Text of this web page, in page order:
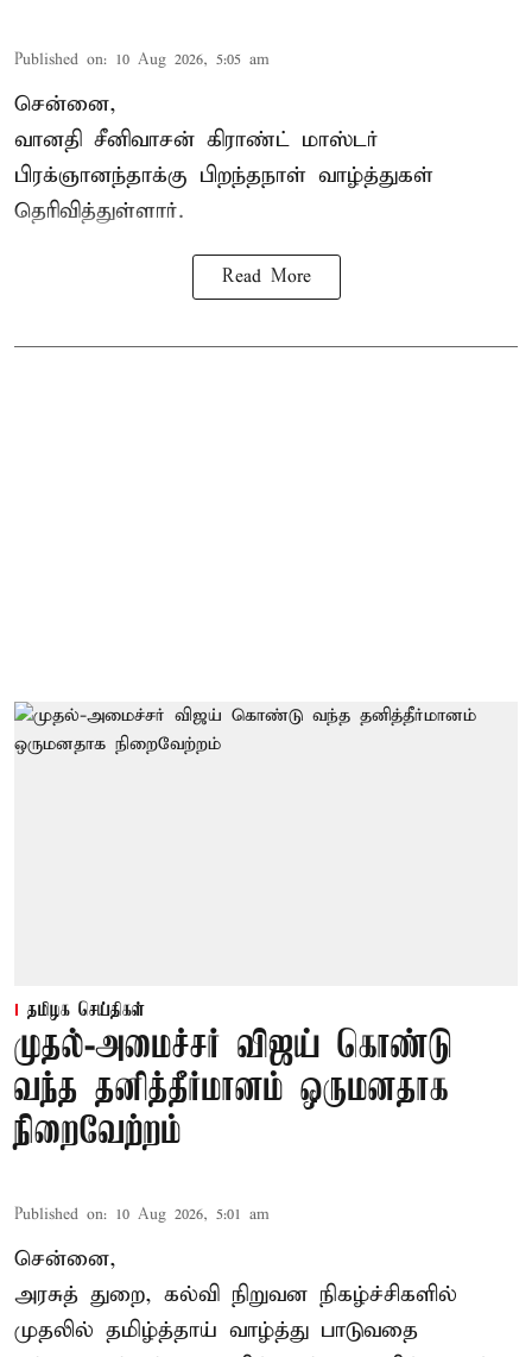
Published on: 10 Aug 2026, 5:05 am
சென்னை,
வானதி சீனிவாசன் கிராண்ட் மாஸ்டர்
பிரக்ஞானந்தாக்கு பிறந்தநாள் வாழ்த்துகள்
தெரிவித்துள்ளார்.
Read More
தமிழக செய்திகள்
முதல்-அமைச்சர் விஜய் கொண்டு
வந்த தனித்தீர்மானம் ஒருமனதாக
நிறைவேற்றம்
Published on: 10 Aug 2026, 5:01 am
சென்னை,
அரசுத் துறை, கல்வி நிறுவன நிகழ்ச்சிகளில்
முதலில் தமிழ்த்தாய் வாழ்த்து பாடுவதை